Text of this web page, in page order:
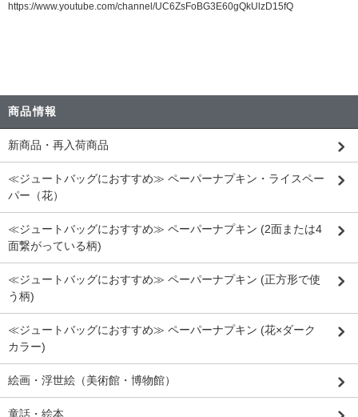
https://www.youtube.com/channel/UC6ZsFoBG3E60gQkUlzD15fQ
商品情報
新商品・再入荷商品
≪ジュートバッグにおすすめ≫ ペーパーナプキン・ライスペー
パー（花）
≪ジュートバッグにおすすめ≫ ペーパーナプキン (2面または4
面繋がっている柄)
≪ジュートバッグにおすすめ≫ ペーパーナプキン (正方形で使
う柄)
≪ジュートバッグにおすすめ≫ ペーパーナプキン (花×ダーク
カラー)
絵画・浮世絵（美術館・博物館）
童話・絵本